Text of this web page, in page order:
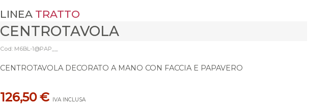
LINEA TRATTO
CENTROTAVOLA
Cod: M6BL-1@PAP__
CENTROTAVOLA DECORATO A MANO CON FACCIA E PAPAVERO
126,50 € IVA INCLUSA